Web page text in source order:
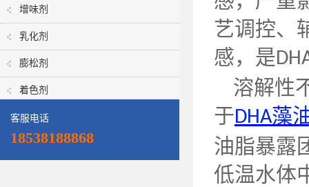
增味剂
乳化剂
膨松剂
着色剂
客服电话
18538188868
艺调控、
感，是
溶解性
于DHA藻
油脂暴露
低温水体